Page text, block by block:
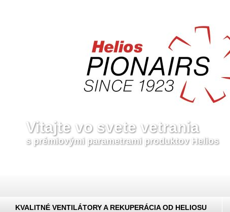
Vitajte vo svete vetrania
s prémiovými parametrami produktov Helios
KVALITNÉ VENTILÁTORY A REKUPERÁCIA OD HELIOSU